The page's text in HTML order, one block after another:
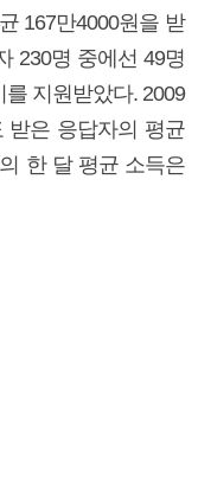
167만4000원을 받
230명 중에선 49명
지원받았다. 2009
받은 응답자의 평균
한 달 평균 소득은